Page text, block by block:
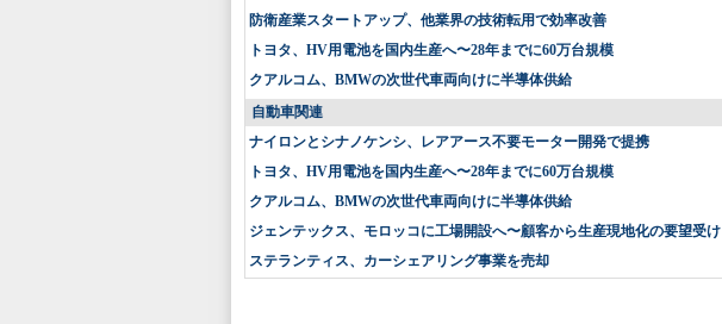
防衛産業スタートアップ、他業界の技術転用で効率改善
トヨタ、HV用電池を国内生産へ〜28年までに60万台規模
クアルコム、BMWの次世代車両向けに半導体供給
自動車関連
ナイロンとシナノケンシ、レアアース不要モーター開発で提携
トヨタ、HV用電池を国内生産へ〜28年までに60万台規模
クアルコム、BMWの次世代車両向けに半導体供給
ジェンテックス、モロッコに工場開設へ〜顧客から生産現地化の要望受け
ステランティス、カーシェアリング事業を売却